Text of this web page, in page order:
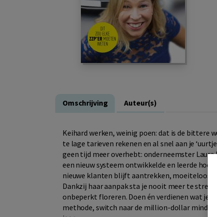
Omschrijving Auteur(s)
Keihard werken, weinig poen: dat is de bittere
te lage tarieven rekenen en al snel aan je
geen tijd meer overhebt: onderneemster
een nieuw systeem ontwikkelde en leerde hoe
nieuwe klanten blijft aantrekken, moeiteloos
Dankzij haar aanpak sta je nooit meer te
onbeperkt floreren. Doen én verdienen wat je
methode, switch naar de million-dollar